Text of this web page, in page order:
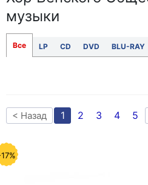
музыки
Все LP CD DVD BLU-RAY
< Назад 1 2 3 4 5